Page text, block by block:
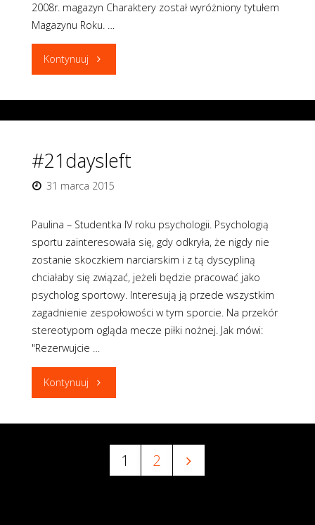
2008r. magazyn Charaktery został wyróżniony tytułem
Magazynu Roku. …
Kontynuuj "#20daysleft"
#21daysleft
31 marca 2015
Paulina – Studentka IV roku psychologii. Psychologią
sportu zainteresowała się, gdy odkryła, że nigdy nie
zostanie skoczkiem narciarskim i z tą dyscypliną
chciałaby się związać, jeżeli będzie pracować jako
psycholog sportowy. Interesują ją przede wszystkim
zagadnienie zespołowości w tym sporcie. Na przekór
stereotypom ogląda mecze piłki nożnej. Jak mówi:
"Rezerwujcie …
Kontynuuj "#21daysleft"
1 2